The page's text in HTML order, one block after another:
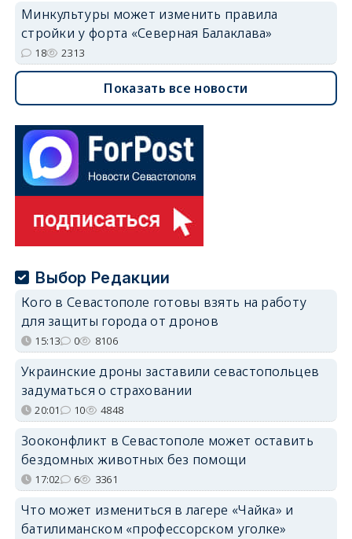
Минкультуры может изменить правила
стройки у форта «Северная Балаклава»
18 2313
Показать все новости
Выбор Редакции
Кого в Севастополе готовы взять на работу
для защиты города от дронов
15:13 0 8106
Украинские дроны заставили севастопольцев
задуматься о страховании
20:01 10 4848
Зооконфликт в Севастополе может оставить
бездомных животных без помощи
17:02 6 3361
Что может измениться в лагере «Чайка» и
батилиманском «профессорском уголке»